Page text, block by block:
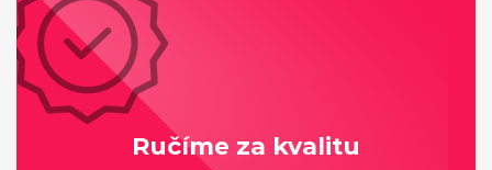
Ručíme za kvalitu